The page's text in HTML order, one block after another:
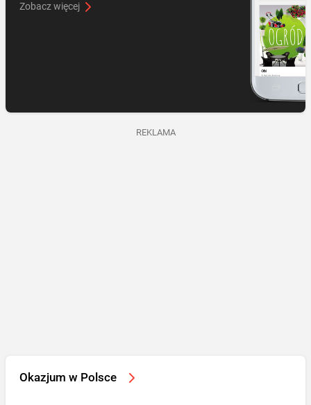
Zobacz więcej
REKLAMA
Okazjum w Polsce